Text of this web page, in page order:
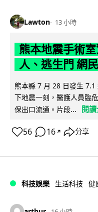
Lawton 13 小時
熊本地震手術
人、逃生門 網
熊本縣 7 月 28 日發生
下地震一刻，醫護人員臨
保出口流通。片段...
閱
56 16 ↗ 分享
科技娛樂 生活科技 健